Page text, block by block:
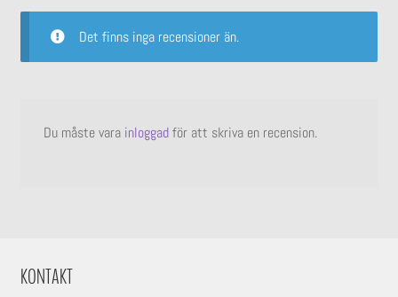
Det finns inga recensioner än.
Du måste vara inloggadför att skriva en recension.
KONTAKT